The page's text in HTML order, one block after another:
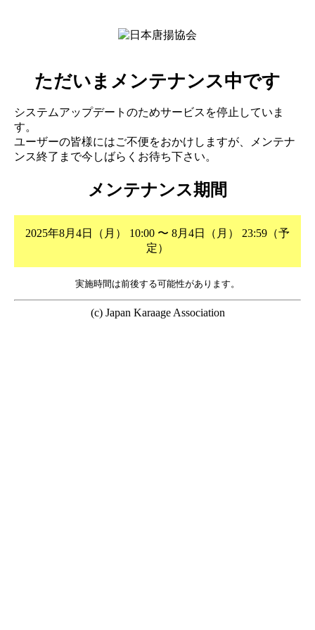
ただいまメンテナンス中です
システムアップデートのためサービスを停止していま
す。
ユーザーの皆様にはご不便をおかけしますが、メンテナ
ンス終了まで今しばらくお待ち下さい。
メンテナンス期間
2025年8月4日（月） 10:00 〜 8月4日（月） 23:59（予
定）
実施時間は前後する可能性があります。
(c) Japan Karaage Association